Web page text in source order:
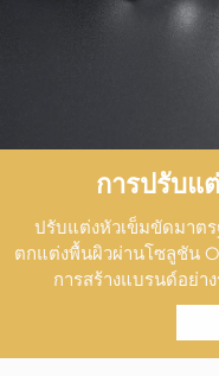
การปรับแ
ปรับแต่งหัวเข็มขัดมาตร
ตกแต่งพื้นผิวผ่านโซลูชัน
การสร้างแบรนด์อย่า